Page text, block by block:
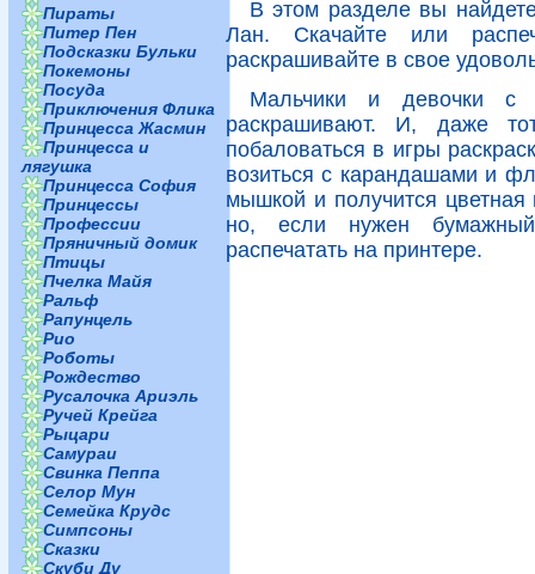
Пираты
Питер Пен
Подсказки Бульки
Покемоны
Посуда
Приключения Флика
Принцесса Жасмин
Принцесса и
лягушка
Принцесса София
Принцессы
Профессии
Пряничный домик
Птицы
Пчелка Майя
Ральф
Рапунцель
Рио
Роботы
Рождество
Русалочка Ариэль
Ручей Крейга
Рыцари
Самураи
Свинка Пеппа
Селор Мун
Семейка Крудс
Симпсоны
Сказки
Скуби Ду
В этом разделе вы
Лан. Скачайте или
раскрашивайте в свое
Мальчики и девочки с
раскрашивают. И, даже
побаловаться в игры
возиться с карандашами и
мышкой и получится
но, если нужен
распечатать на принтере.